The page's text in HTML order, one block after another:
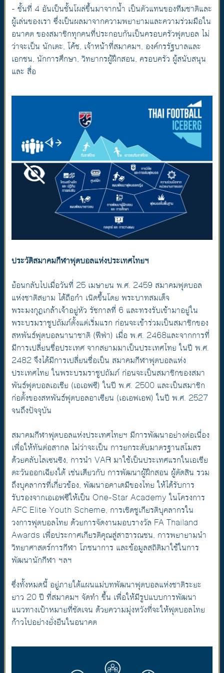
- ชั้นที่ 4 อันเป็นชั้นโผล่ขึ้นมาจากน้ำ เป็นตัวแทนของทีมชาติและ
ผู้เล่นของเรา ซึ่งเป็นผลมาจากความพยายามและความร่วมมือใน
อนาคต ของสมาชิกทุกคนที่ประกอบกันเป็นครอบครัวฟุตบอล ไม่
ว่าจะเป็น นักเตะ, โค้ช, เจ้าหน้าที่สมาคมฯ, องค์กรรัฐบาลและ
เอกชน, นักการศึกษา, วิทยากรผู้ฝึกสอน, ครอบครัว ผู้สนับสนุน
และ สื่อ
ประวัติสมาคมกีฬาฟุตบอลแห่งประเทศไทยฯ
ย้อนกลับไปเมื่อวันที่ 25 เมษายน พ.ศ. 2459 สมาคมฟุตบอล
แห่งชาติสยาม ได้ถือกำ เนิดขึ้นโดย พระบาทสมเด็จ
พระมงกุฎเกล้าเจ้าอยู่หัว รัชกาลที่ 6 และทรงรับเข้ามาอยู่ใน
พระบรมราชูปถัมภ์ตั้งแต่เริ่มแรก ก่อนจะเข้าร่วมเป็นสมาชิกของ
สหพันธ์ฟุตบอลนานาชาติ (ฟีฟ่า) เมื่อ พ.ศ. 2468และจากการที่
มีการเปลี่ยนชื่อประเทศ จากสยามมาเป็นประเทศไทย ในปี พ.ศ.
2482 จึงได้มีการเปลี่ยนชื่อเป็น สมาคมกีฬาฟุตบอลแห่ง
ประเทศไทย ในพระบรมราชูปถัมภ์ ก่อนจะเป็นสมาชิกของสมา
พันธ์ฟุตบอลเอเชีย (เอเอฟซี) ในปี พ.ศ. 2500 และเป็นสมาชิก
ก่อตั้งของสหพันธ์ฟุตบอลอาเซียน (เอเอฟเอฟ) ในปี พ.ศ. 2527
จนถึงปัจจุบัน
สมาคมกีฬาฟุตบอลแห่งประเทศไทยฯ มีการพัฒนาอย่างต่อเนื่อง
เพื่อให้ทันต่อสากล ไม่ว่าจะเป็น การยกระดับมาตรฐานสโมสร
ด้วยคลับไลเซนซิง, การนำ VAR มาใช้เป็นประเทศแรกในเอเชีย
ตะวันออกเฉียงใต้ เช่นเดียวกับ การพัฒนาผู้ฝึกสอน ผู้ตัดสิน รวม
ถึงบุคลากรที่เกี่ยวข้อง, พัฒนาอคาเดมีของไทย ให้ได้รับการ
รับรองจากเอเอฟซีให้เป็น One-Star Academy ในโครงการ
AFC Elite Youth Scheme, การเชิดชูเกียรติบุคลากรใน
วงการฟุตบอลไทย ด้วยการจัดงานมอบรางวัล FA Thailand
Awards เพื่อประกาศเกียรติคุณสู่สาธารณชน, การพยายามนำ
วิทยาศาสตร์การกีฬา โภชนาการ และข้อมูลสถิติมาใช้ในการ
พัฒนานักกีฬา ฯลฯ
ซึ่งทั้งหมดนี้ อยู่ภายใต้แผนแม่บทพัฒนาฟุตบอลแห่งชาติระยะ
ยาว 20 ปี ที่สมาคมฯ จัดทำ ขึ้น เพื่อให้มีรูปแบบการพัฒนา
แนวทางเป้าหมายที่ชัดเจน ด้วยความมุ่งหวังที่จะให้ฟุตบอลไทย
ก้าวไปอย่างยั่งยืนในอนาคต